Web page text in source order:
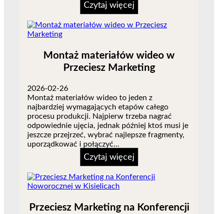
Czytaj więcej
Montaż materiałów wideo w
Przeciesz Marketing
2026-02-26
Montaż materiałów wideo to jeden z
najbardziej wymagających etapów całego
procesu produkcji. Najpierw trzeba nagrać
odpowiednie ujęcia, jednak później ktoś musi je
jeszcze przejrzeć, wybrać najlepsze fragmenty,
uporządkować i połączyć…
Czytaj więcej
Przeciesz Marketing na Konferencji